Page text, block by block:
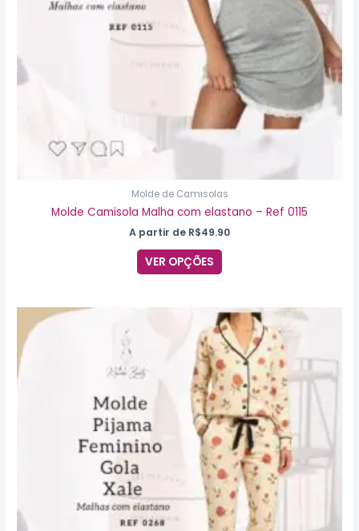
Molde de Camisolas
Molde Camisola Malha com elastano – Ref 0115
A partir de R$49.90
VER OPÇÕES
página
do
produto
Este
produto
tem
várias
variantes.
As
opções
podem
ser
escolhidas
na
página
do
produto